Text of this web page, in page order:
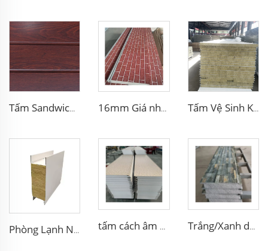
Tấm Sandwich Trang Trí Ngoài Trời Với Lõi Bọt Polyurethane Tấm Hợp Kim Ngoại Thất Dùng Cho Sửa Chữa Nhà Ở 16mm Giá nhà máy Tấm sandwich cách nhiệt Polyurethane PU bọt tấm tường bảng ngoại thất cho trang trí nhà Tấm Vệ Sinh Không Bụi Bông Gỗ Núi Tấm Purification Công Nghiệp Bảng Cát Tường
Phòng Lạnh Nhà Ở Tùy Chỉnh Bảng Cát Tường Thép Kết Cấu Bông Gỗ Núi Dùng Cho Nhà tấm cách âm chống ồn tấm cách nhiệt loại sandwich EPS bọt tường panel được sử dụng trong tường xi măng cấu trúc thép Trắng/Xanh dương/ Xám trắng Mạ kẽm bên ngoài và bên trong tấm ốp tường cách nhiệt EPS/PUR trang trí